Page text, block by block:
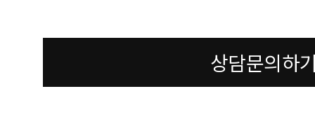
상담문의하